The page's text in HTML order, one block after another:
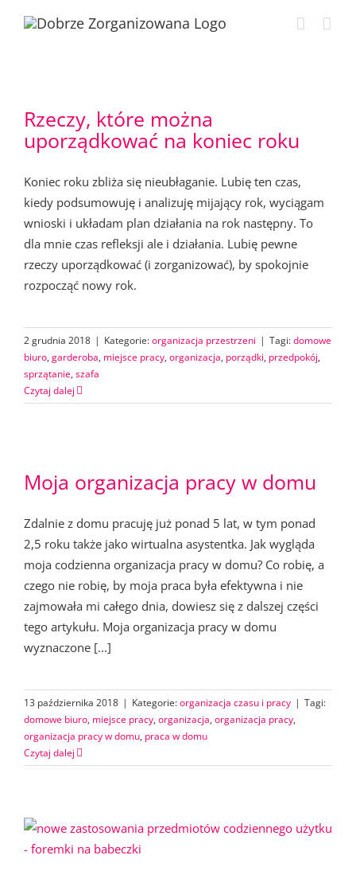
Rzeczy, które można
uporządkować na koniec roku
Koniec roku zbliża się nieubłaganie. Lubię ten czas,
kiedy podsumowuję i analizuję mijający rok, wyciągam
wnioski i układam plan działania na rok następny. To
dla mnie czas refleksji ale i działania. Lubię pewne
rzeczy uporządkować (i zorganizować), by spokojnie
rozpocząć nowy rok.
2 grudnia 2018 | Kategorie:organizacja przestrzeni | Tagi:domowe
biuro, garderoba, miejsce pracy, organizacja, porządki, przedpokój,
sprzątanie, szafa
Czytaj dalej
Moja organizacja pracy w domu
Zdalnie z domu pracuję już ponad 5 lat, w tym ponad
2,5 roku także jako wirtualna asystentka. Jak wygląda
moja codzienna organizacja pracy w domu? Co robię, a
czego nie robię, by moja praca była efektywna i nie
zajmowała mi całego dnia, dowiesz się z dalszej części
tego artykułu. Moja organizacja pracy w domu
wyznaczone [...]
13 października 2018 | Kategorie:organizacja czasu i pracy | Tagi:
domowe biuro, miejsce pracy, organizacja, organizacja pracy,
organizacja pracy w domu, praca w domu
Czytaj dalej